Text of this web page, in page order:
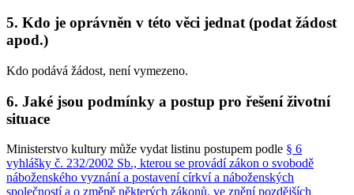
5. Kdo je oprávněn v této věci jednat (podat žádost
apod.)
Kdo podává žádost, není vymezeno.
6. Jaké jsou podmínky a postup pro řešení životní
situace
Ministerstvo kultury může vydat listinu postupem podle § 6
vyhlášky č. 232/2002 Sb., kterou se provádí zákon o svobodě
náboženského vyznání a postavení církví a náboženských
společností a o změně některých zákonů, ve znění pozdějších